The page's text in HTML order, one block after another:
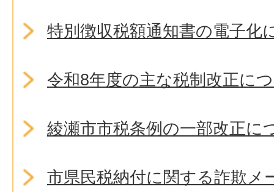
特別徴収税額通知書の電子化
令和8年度の主な税制改正に
綾瀬市市税条例の一部改正に
市県民税納付に関する詐欺メ